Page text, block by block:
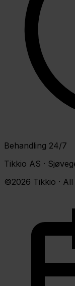
Behandling 24/7
Tikkio AS ·
©2026 Tikkio ·